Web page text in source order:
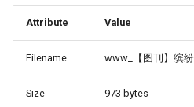
Attribute Value
Filename www_【图刊】缤
Size 973 bytes